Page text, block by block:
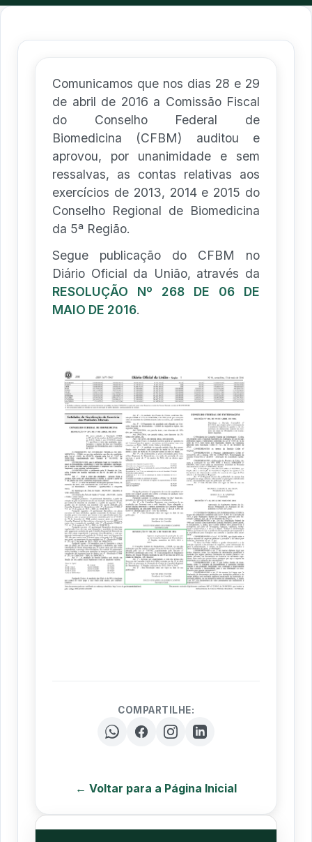
Comunicamos que nos dias 28 e 29
de abril de 2016 a Comissão Fiscal
do Conselho Federal de
Biomedicina (CFBM) auditou e
aprovou, por unanimidade e sem
ressalvas, as contas relativas aos
exercícios de 2013, 2014 e 2015 do
Conselho Regional de Biomedicina
da 5ª Região.
Segue publicação do CFBM no
Diário Oficial da União, através da
RESOLUÇÃO Nº 268 DE 06 DE
MAIO DE 2016.
COMPARTILHE:
← Voltar para a Página Inicial